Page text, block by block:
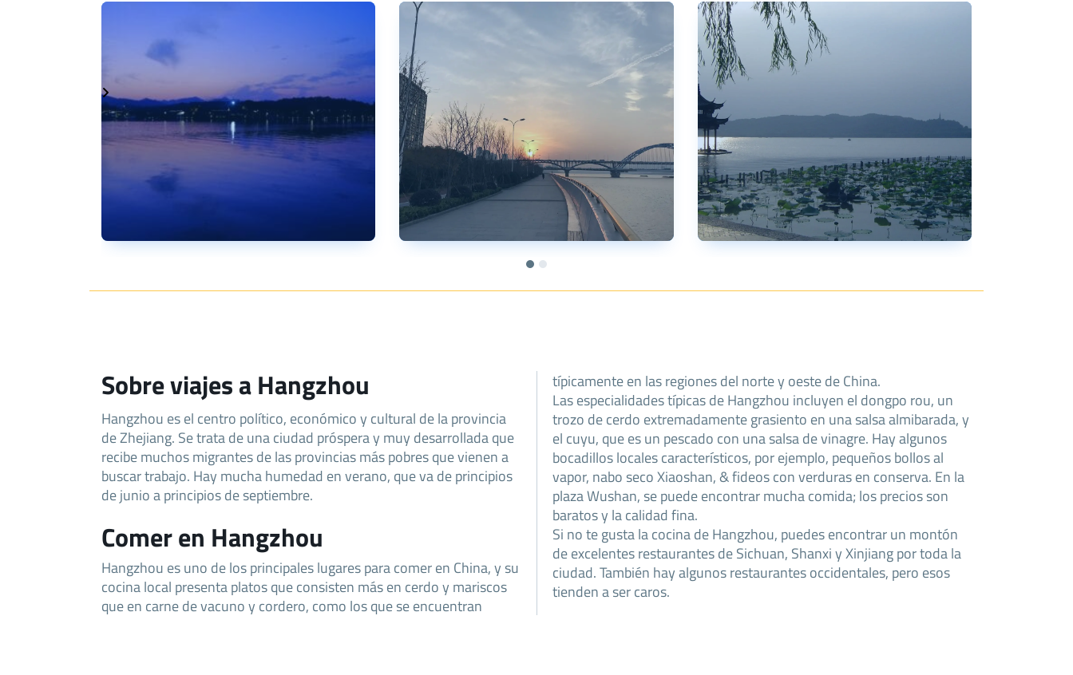
Sobre viajes a Hangzhou
Hangzhou es el centro político, económico y cultural de la provincia
de Zhejiang. Se trata de una ciudad próspera y muy desarrollada que
recibe muchos migrantes de las provincias más pobres que vienen a
buscar trabajo. Hay mucha humedad en verano, que va de principios
de junio a principios de septiembre.
Comer en Hangzhou
Hangzhou es uno de los principales lugares para comer en China, y su
cocina local presenta platos que consisten más en cerdo y mariscos
que en carne de vacuno y cordero, como los que se encuentran
típicamente en las regiones del norte y oeste de China.
Las especialidades típicas de Hangzhou incluyen el dongpo rou, un
trozo de cerdo extremadamente grasiento en una salsa almibarada, y
el cuyu, que es un pescado con una salsa de vinagre. Hay algunos
bocadillos locales característicos, por ejemplo, pequeños bollos al
vapor, nabo seco Xiaoshan, & fideos con verduras en conserva. En la
plaza Wushan, se puede encontrar mucha comida; los precios son
baratos y la calidad fina.
Si no te gusta la cocina de Hangzhou, puedes encontrar un montón
de excelentes restaurantes de Sichuan, Shanxi y Xinjiang por toda la
ciudad. También hay algunos restaurantes occidentales, pero esos
tienden a ser caros.